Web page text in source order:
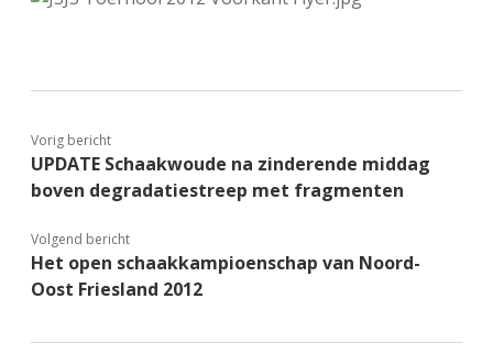
Vorig bericht
UPDATE Schaakwoude na zinderende middag
boven degradatiestreep met fragmenten
Volgend bericht
Het open schaakkampioenschap van Noord-
Oost Friesland 2012